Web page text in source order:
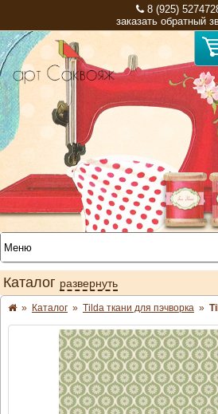
8 (925)
заказать обратный
Каталог развернуть
» Каталог » Tilda ткани для пэчворка »